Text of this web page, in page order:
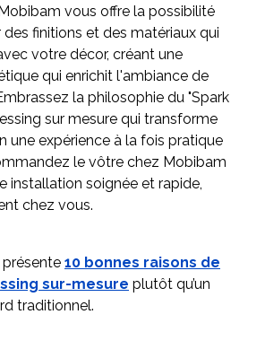
vous offre la possibilité
finitions et des matériaux qui
votre décor, créant une
qui enrichit l'ambiance de
la philosophie du "Spark
sur mesure qui transforme
une expérience à la fois pratique
le vôtre chez Mobibam
installation soignée et rapide,
chez vous.
10 bonnes raisons de
sur-mesure plutôt qu’un
traditionnel.